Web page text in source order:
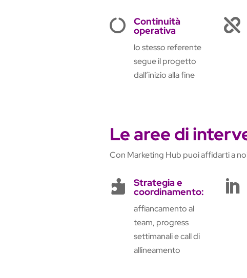
 Continuità
operativa
lo stesso referente
segue il progetto
dall’inizio alla fine

Le aree di
Con Marketing Hub puoi affidarti a
 Strategia e
coordinamento:
affiancamento al
team, progress
settimanali e call di
allineamento
